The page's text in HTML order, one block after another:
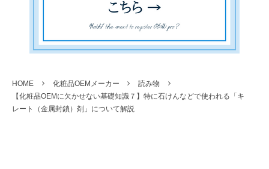
HOME 化粧品OEMメーカー
読み物
【化粧品OEMに欠かせない基礎知識７】特に石けんなどで使われる「キ
レート（金属封鎖）剤」について解説